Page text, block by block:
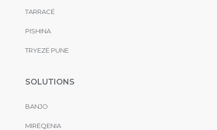
TARRACË
PISHINA
TRYEZË PUNE
SOLUTIONS
BANJO
MIRËQENIA